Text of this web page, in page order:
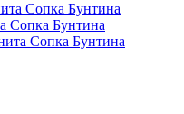
Сопка Бунтина
Сопка Бунтина
Сопка Бунтина